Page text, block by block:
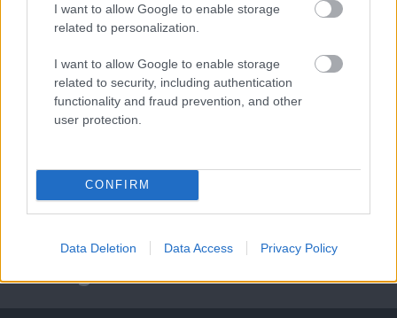
I want to allow Google to enable storage
related to personalization.
I want to allow Google to enable storage
related to security, including authentication
functionality and fraud prevention, and other
user protection.
CONFIRM
Data Deletion Data Access Privacy Policy
Felkészülési szezon 4. mérkőzés
Nya Ullevi, Göteborg
0 nap 22 óra 39 perc 9 másodperc
AC MilanvsManchester United2026-08-15 18:00
ELŐZŐ MÉRKŐZÉSEK
Támogatás